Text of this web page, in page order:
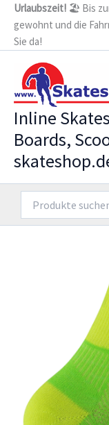
Zum
Inhalt
springen
Urlaubszeit! 🏖️ Bis
gewohnt und die
Sie da!
Inline
Boards,
nach: